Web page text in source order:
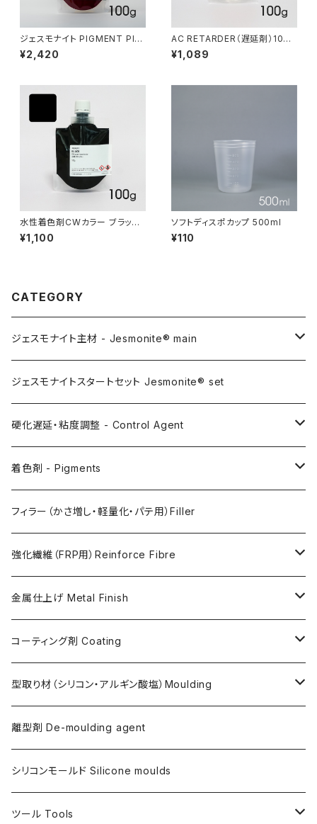
ジェスモナイト PIGMENT PIN
K 100g（着色剤:ピンク 100g）
¥2,420
AC RETARDER（遅延剤）100g
(For AC100/200)
¥1,089
水性着色剤CWカラー ブラッ
ク 100g
¥1,100
ソフトディスポカップ 500ml
¥110
CATEGORY
ジェスモナイト主材 - Jesmonite® main
AC100
AC200
AC730
FLEX METAL
ジェスモナイトスタートセット Jesmonite® set
硬化遅延・粘度調整 - Control Agent
Retarder（硬化遅延剤）
Thixotrope for AC100（増粘・タレ止め剤）
Softener for AC730 (粘度低下剤)
着色剤 - Pigments
Jesmonite製Pigments
日本製Pigments
フィラー（かさ増し・軽量化・パテ用）Filler
強化繊維（FRP用）Reinforce Fibre
ガラス繊維 AC100用
ガラス繊維 AC730用
天然繊維 AC100/AC730共用
金属仕上げ Metal Finish
Metal Filler (AC100用金属粉)・鉄粉
Flex Metal (AC730ベースの金属粉入り主材)
金属仕上げ副資材
コーティング剤 Coating
アクリリックシーラーAC100用
AQSコートAC100用
フレキシガードシーラーAC730用
ステインプルーフコートAC100/AC730両用
型取り材（シリコン・アルギン酸塩）Moulding
シリコン
アルギン酸塩（アルジネート）
離型剤 De-moulding agent
シリコンモールド Silicone moulds
ツール Tools